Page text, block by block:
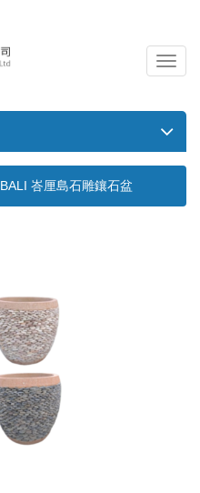
導
覽
關
BALI 峇厘島石雕鑲石盆